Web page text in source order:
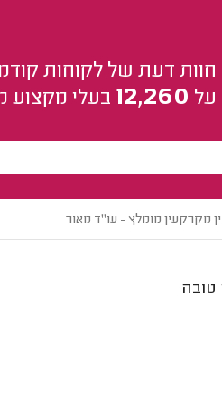
חוות דעת של לקוחות
על 12,260 בעלי מקצוע
מקרקעין מומלץ - עו"ד מאור